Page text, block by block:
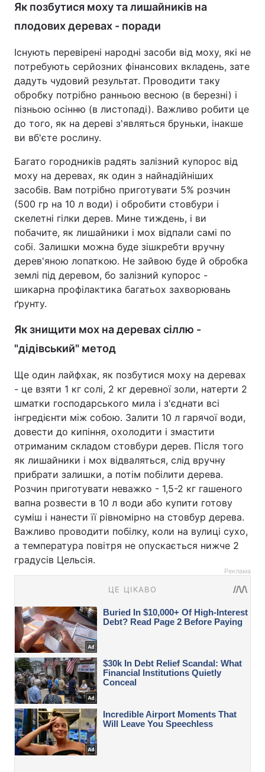
Як позбутися моху та лишайників на
плодових деревах - поради
Існують перевірені народні засоби від моху, які не
потребують серйозних фінансових вкладень, зате
дадуть чудовий результат. Проводити таку
обробку потрібно ранньою весною (в березні) і
пізньою осінню (в листопаді). Важливо робити це
до того, як на дереві з'являться бруньки, інакше
ви вб'єте рослину.
Багато городників радять залізний купорос від
моху на деревах, як один з найнадійніших
засобів. Вам потрібно приготувати 5% розчин
(500 гр на 10 л води) і обробити стовбури і
скелетні гілки дерев. Мине тиждень, і ви
побачите, як лишайники і мох відпали самі по
собі. Залишки можна буде зішкребти вручну
дерев'яною лопаткою. Не зайвою буде й обробка
землі під деревом, бо залізний купорос -
шикарна профілактика багатьох захворювань
ґрунту.
Як знищити мох на деревах сіллю -
"дідівський" метод
Ще один лайфхак, як позбутися моху на деревах
- це взяти 1 кг солі, 2 кг деревної золи, натерти 2
шматки господарського мила і з'єднати всі
інгредієнти між собою. Залити 10 л гарячої води,
довести до кипіння, охолодити і змастити
отриманим складом стовбури дерев. Після того
як лишайники і мох відваляться, слід вручну
прибрати залишки, а потім побілити дерева.
Розчин приготувати неважко - 1,5-2 кг гашеного
вапна розвести в 10 л води або купити готову
суміш і нанести її рівномірно на стовбур дерева.
Важливо проводити побілку, коли на вулиці сухо,
а температура повітря не опускається нижче 2
градусів Цельсія.
Реклама